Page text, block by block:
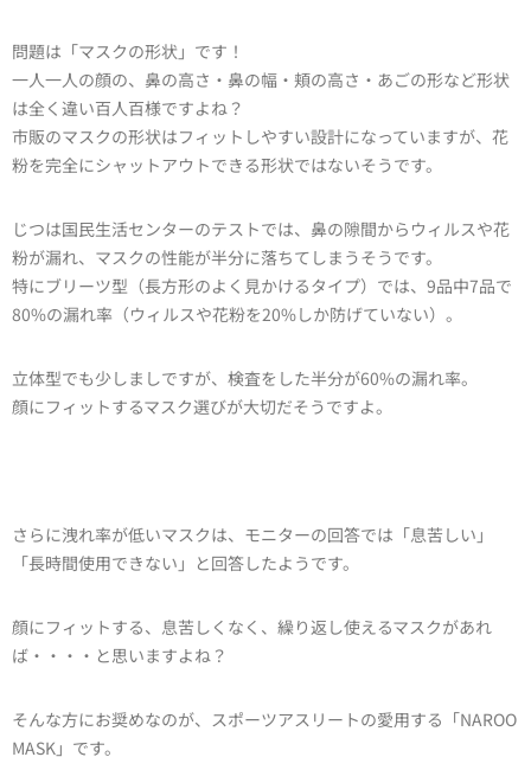
問題は「マスクの形状」です！
一人一人の顔の、鼻の高さ・鼻の幅・頬の高さ・あごの形など形状
は全く違い百人百様ですよね？
市販のマスクの形状はフィットしやすい設計になっていますが、花
粉を完全にシャットアウトできる形状ではないそうです。
じつは国民生活センターのテストでは、鼻の隙間からウィルスや花
粉が漏れ、マスクの性能が半分に落ちてしまうそうです。
特にブリーツ型（長方形のよく見かけるタイプ）では、9品中7品で
80%の漏れ率（ウィルスや花粉を20%しか防げていない）。
立体型でも少しましですが、検査をした半分が60%の漏れ率。
顔にフィットするマスク選びが大切だそうですよ。
さらに洩れ率が低いマスクは、モニターの回答では「息苦しい」
「長時間使用できない」と回答したようです。
顔にフィットする、息苦しくなく、繰り返し使えるマスクがあれ
ば・・・・と思いますよね？
そんな方にお奨めなのが、スポーツアスリートの愛用する「NAROO
MASK」です。